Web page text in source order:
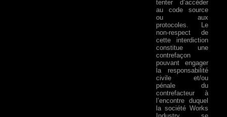
tenter d’accéder
au code source
ou aux
protocoles. Le
non-respect de
cette interdiction
constitue une
contrefaçon
pouvant engager
la responsabilité
civile et/ou
pénale du
contrefacteur à
l’encontre duquel
la société Works